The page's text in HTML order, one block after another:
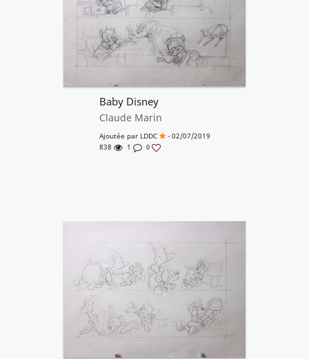
Baby Disney
Claude Marin
Ajoutée par LDDC
- 02/07/2019
838
1 0